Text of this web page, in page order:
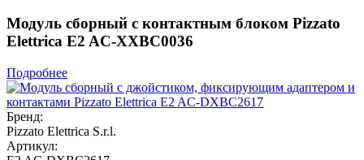
Модуль сборный с контактным блоком Pizzato
Elettrica E2 AC-XXBC0036
Подробнее
Бренд:
Pizzato Elettrica S.r.l.
Артикул: